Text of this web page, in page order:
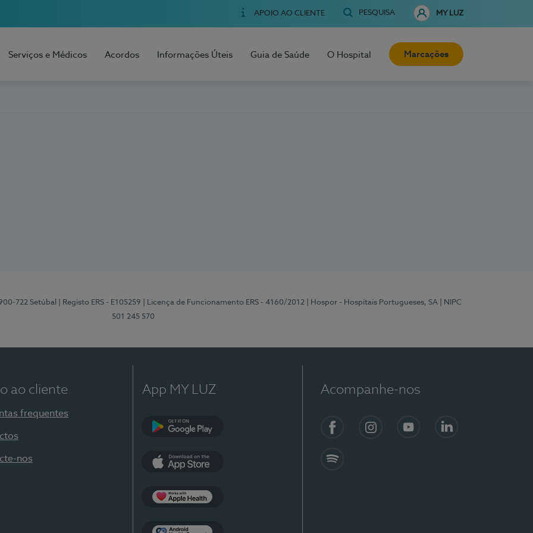
APOIO AO CLIENTE PESQUISA MY LUZ
Serviços e Médicos Acordos Informações Úteis Guia de Saúde O Hospital Marcações
722 Setúbal | Registo ERS - E105259 | Licença de Funcionamento ERS - 4160/2012 | Hospor - Hospitais Portugueses, SA
| NIPC
501 245 570
ao cliente
frequentes
nos
App MY LUZ Acompanhe-nos